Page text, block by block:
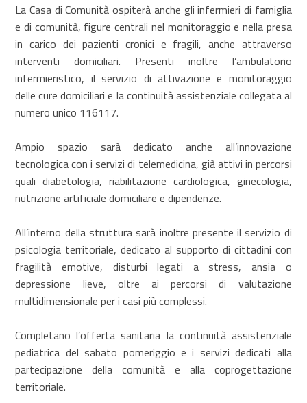
La Casa di Comunità ospiterà anche gli infermieri di famiglia
e di comunità, figure centrali nel monitoraggio e nella presa
in carico dei pazienti cronici e fragili, anche attraverso
interventi domiciliari. Presenti inoltre l’ambulatorio
infermieristico, il servizio di attivazione e monitoraggio
delle cure domiciliari e la continuità assistenziale collegata al
numero unico 116117.
Ampio spazio sarà dedicato anche all’innovazione
tecnologica con i servizi di telemedicina, già attivi in percorsi
quali diabetologia, riabilitazione cardiologica, ginecologia,
nutrizione artificiale domiciliare e dipendenze.
All’interno della struttura sarà inoltre presente il servizio di
psicologia territoriale, dedicato al supporto di cittadini con
fragilità emotive, disturbi legati a stress, ansia o
depressione lieve, oltre ai percorsi di valutazione
multidimensionale per i casi più complessi.
Completano l’offerta sanitaria la continuità assistenziale
pediatrica del sabato pomeriggio e i servizi dedicati alla
partecipazione della comunità e alla coprogettazione
territoriale.